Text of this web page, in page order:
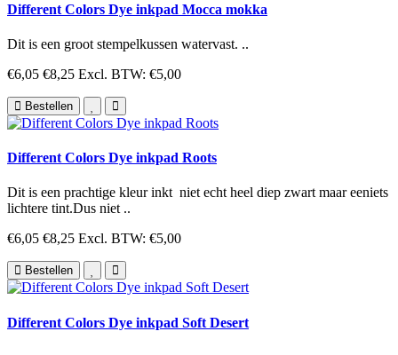
Different Colors Dye inkpad Mocca mokka
Dit is een groot stempelkussen watervast. ..
€6,05 €8,25 Excl. BTW: €5,00
Bestellen
Different Colors Dye inkpad Roots
Dit is een prachtige kleur inkt niet echt heel diep zwart maar eeniets
lichtere tint.Dus niet ..
€6,05 €8,25 Excl. BTW: €5,00
Bestellen
Different Colors Dye inkpad Soft Desert